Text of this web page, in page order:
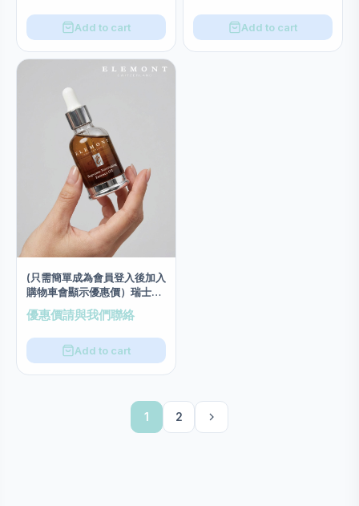
Add to cart Add to cart
(只需簡單成為會員登入後加入
購物車會顯示優惠價）瑞士
Elemont逆齡活膚精華油
30ml
優惠價請與我們聯絡
Add to cart
1 2